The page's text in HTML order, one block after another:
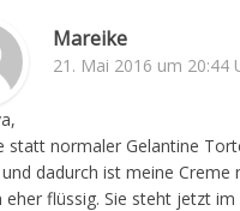
Mareike
21. Mai 2016 um 20:44
statt normaler Gelantine
dadurch ist meine Creme
eher flüssig. Sie steht jetzt im